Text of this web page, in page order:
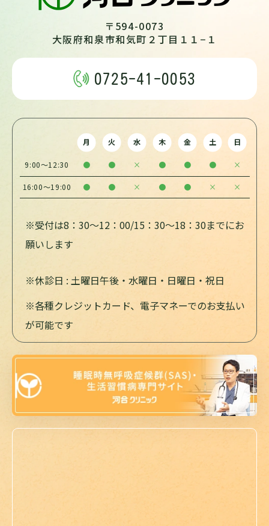
〒594-0073
大阪府和泉市和気町２丁目１１−１
0725-41-0053
月 火 水 木 金 土 日
9:00～12:30 ● ● × ● ● ● ×
16:00～19:00 ● ● × ● ● × ×
※受付は8：30～12：00/15：30～18：30までにお
願いします
※休診日 : 土曜日午後・水曜日・日曜日・祝日
※各種クレジットカード、電子マネーでのお支払い
が可能です